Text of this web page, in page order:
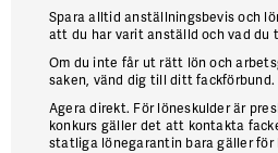
Spara alltid anställningsbevis och
att du har varit anställd och vad du
Om du inte får ut rätt lön och
saken, vänd dig till ditt fackförbund.
Agera direkt. För löneskulder är
konkurs gäller det att kontakta
statliga lönegarantin bara gäller